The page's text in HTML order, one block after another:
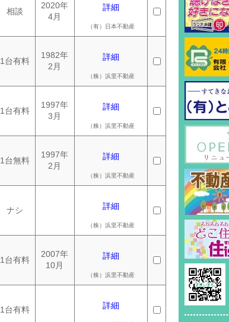
相談
2020年
4月
詳細
（有）日本不動産
1台有料
1982年
2月
詳細
（株）浜里不動産
1台有料
1997年
3月
詳細
（株）浜里不動産
1台無料
1997年
2月
詳細
（株）浜里不動産
ナシ 詳細
（株）浜里不動産
1台有料
2007年
10月
詳細
（株）浜里不動産
1台有料 詳細